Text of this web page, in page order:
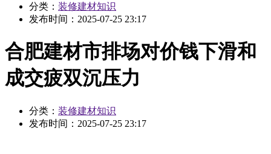
分类： 装修建材知识
发布时间： 2025-07-25 23:17
合肥建材市排场对价钱下滑和
成交疲双沉压力
分类： 装修建材知识
发布时间： 2025-07-25 23:17